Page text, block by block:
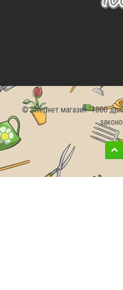
© Інтернет магазин "1000